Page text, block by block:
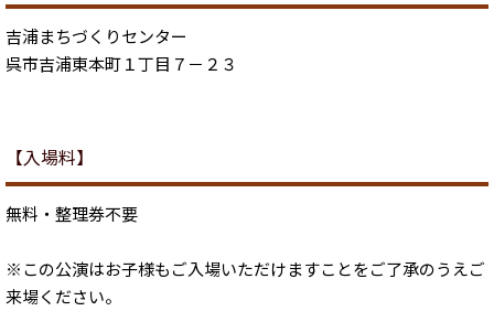
吉浦まちづくりセンター
呉市吉浦東本町１丁目７－２３
【入場料】
無料・整理券不要
※この公演はお子様もご入場いただけますことをご了承のうえご
来場ください。